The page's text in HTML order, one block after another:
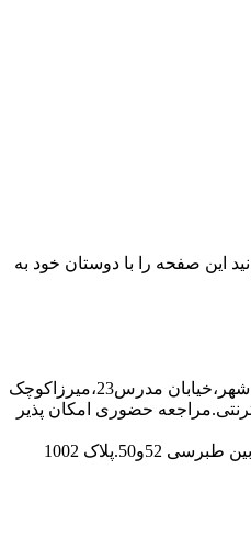
این صفحه را با دوستان خود به
خراسان رضوی،شهر: مشهد، آزادشهر،خیابان مدرس23،میرزاکوچک
فروش اینترنتی.مراجعه حضوری امکان پذیر
1002